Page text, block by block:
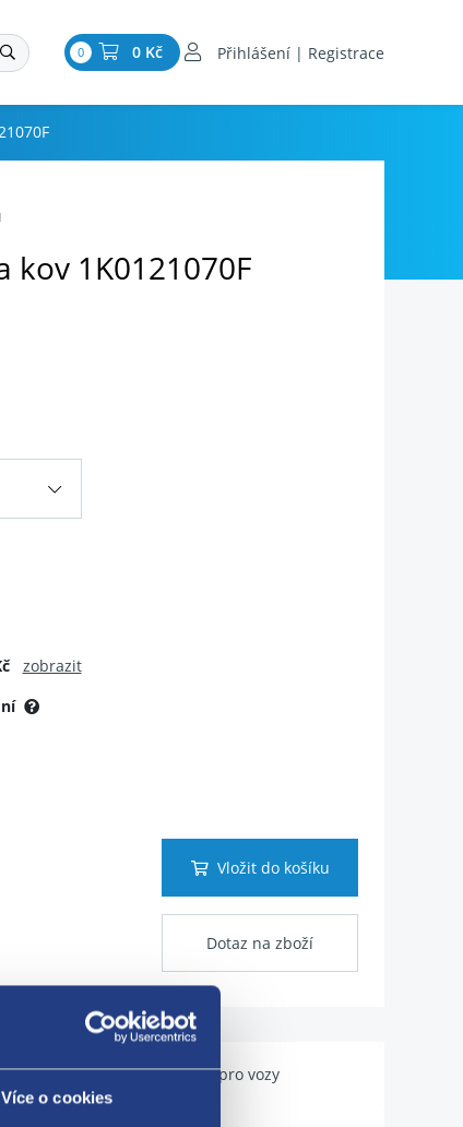
Více o cookies
0 0 Kč Přihlášení | Registrace
kov 1K0121070F
zobrazit
Vložit do košíku
Dotaz na zboží
Použitelné pro vozy